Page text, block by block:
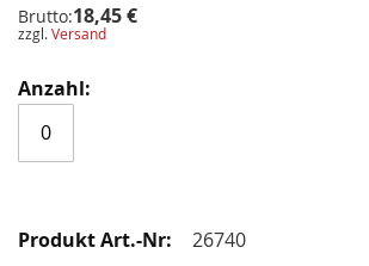
Brutto:18,45 €
zzgl.Versand
26740